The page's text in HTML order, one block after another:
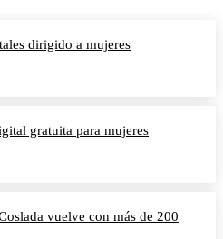
dirigido a mujeres
gratuita para mujeres
vuelve con más de 200